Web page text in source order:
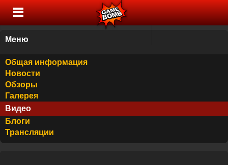
Меню
Общая информация
Новости
Обзоры
Галерея
Видео
Блоги
Трансляции